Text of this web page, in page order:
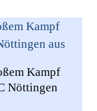
Kampf
Nöttingen